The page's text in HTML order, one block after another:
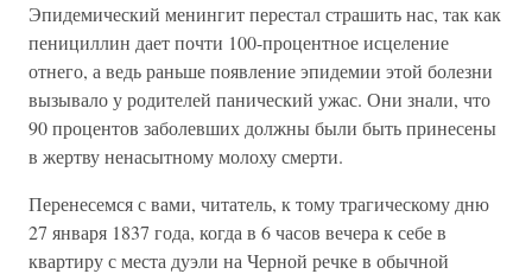
Эпидемический менингит перестал страшить нас, так как
пенициллин дает почти 100-процентное исцеление
отнего, а ведь раньше появление эпидемии этой болезни
вызывало у родителей панический ужас. Они знали, что
90 процентов заболевших должны были быть принесены
в жертву ненасытному молоху смерти.
Перенесемся с вами, читатель, к тому трагическому дню
27 января 1837 года, когда в 6 часов вечера к себе в
квартиру с места дуэли на Черной речке в обычной